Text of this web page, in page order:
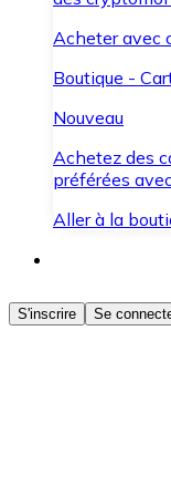
Acheter avec
Boutique -
Nouveau
Achetez des
préférées
Aller à la
Acheter des
Achetez les
S'inscrire Se